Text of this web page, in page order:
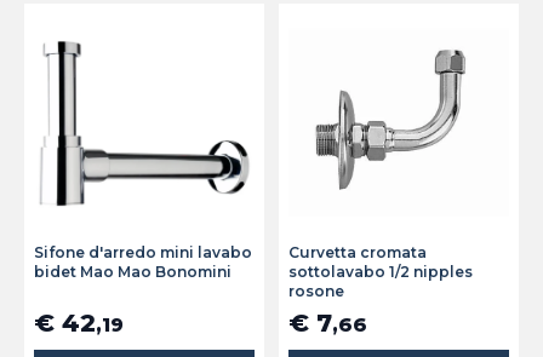
Sifone d'arredo mini lavabo
bidet Mao Mao Bonomini
€ 42,19
Curvetta cromata
sottolavabo 1/2 nipples
rosone
€ 7,66